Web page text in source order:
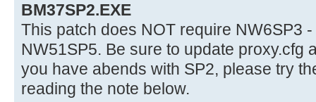
BM37SP2.EXE
This patch does NOT require NW6SP3
NW51SP5. Be sure to update proxy.cfg
you have abends with SP2, please try
reading the note below.